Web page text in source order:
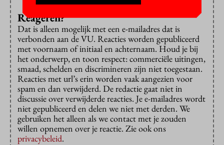
Reageren?
Dat is alleen mogelijk met een e-mailadres dat is
verbonden aan de VU. Reacties worden gepubliceerd
met voornaam of initiaal en achternaam. Houd je bij
het onderwerp, en toon respect: commerciële uitingen,
smaad, schelden en discrimineren zijn niet toegestaan.
Reacties met url’s erin worden vaak aangezien voor
spam en dan verwijderd. De redactie gaat niet in
discussie over verwijderde reacties. Je e-mailadres wordt
niet gepubliceerd en delen we niet met derden. We
gebruiken het alleen als we contact met je zouden
willen opnemen over je reactie. Zie ook ons
privacybeleid.